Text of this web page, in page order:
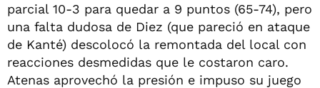
parcial 10-3 para quedar a 9 puntos (65-74), pero
una falta dudosa de Diez (que pareció en ataque
de Kanté) descolocó la remontada del local con
reacciones desmedidas que le costaron caro.
Atenas aprovechó la presión e impuso su juego